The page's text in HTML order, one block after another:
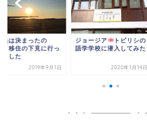
先は決まったの
？移住の下見に行っ
ました
2019年9月1日
ジョージア
トビリシの
語学学校に潜入してみた
2020年1月14日